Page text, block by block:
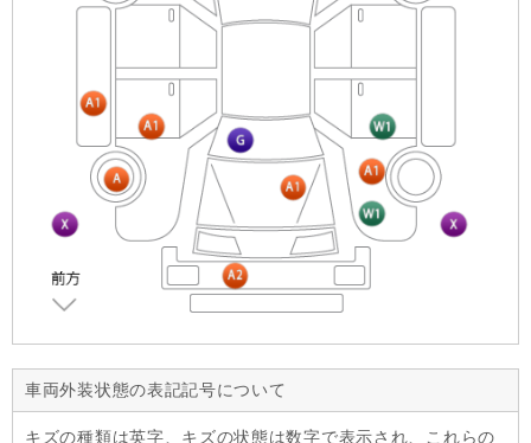
車両外装状態の表記記号について
キズの種類は英字、キズの状態は数字で表示され、これらの